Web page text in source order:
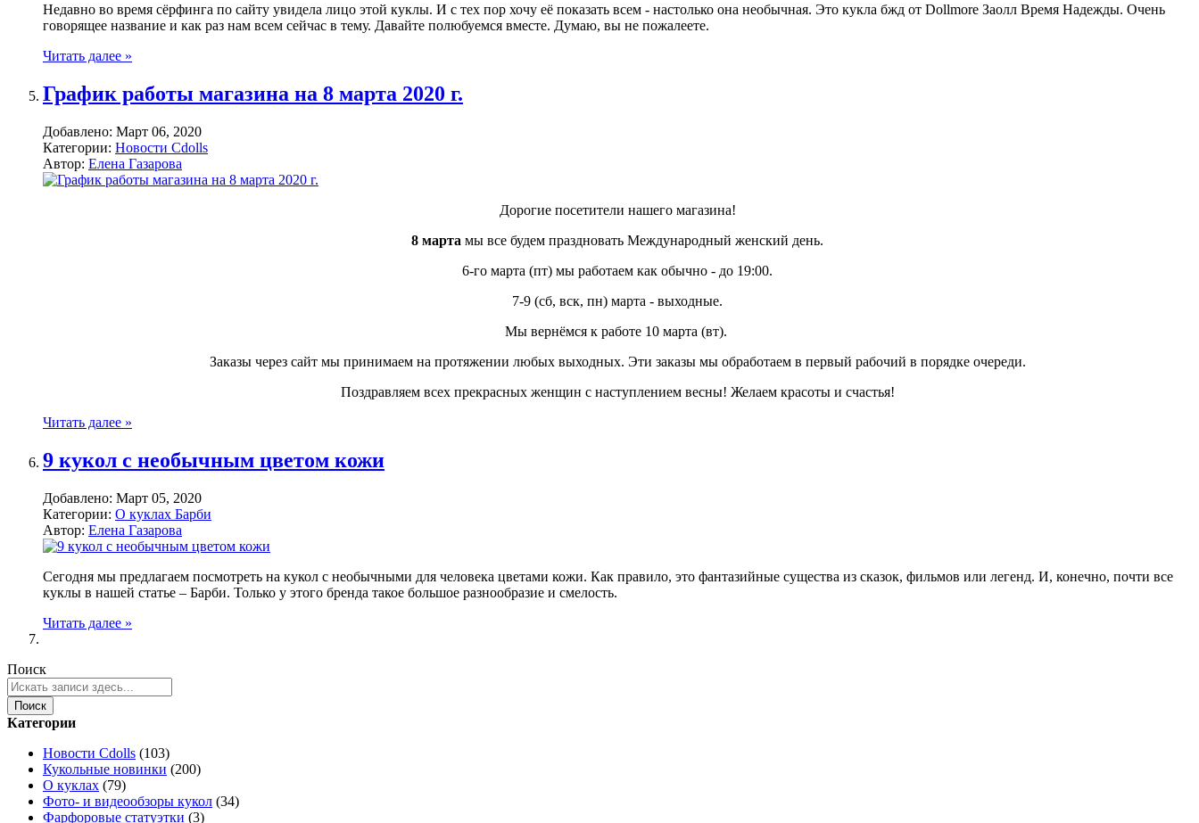
Недавно во время сёрфинга по сайту увидела лицо этой куклы. И с тех пор хочу её показать всем - настолько она необычная. Это кукла бжд от Dollmore Заолл Время Надежды. Очень
говорящее название и как раз нам всем сейчас в тему. Давайте полюбуемся вместе. Думаю, вы не пожалеете.
Читать далее »
График работы магазина на 8 марта 2020 г.
Добавлено: Март 06, 2020
Категории: Новости Cdolls
Автор: Елена Газарова
Дорогие посетители нашего магазина!
8 марта мы все будем праздновать Международный женский день.
6-го марта (пт) мы работаем как обычно - до 19:00.
7-9 (сб, вск, пн) марта - выходные.
Мы вернёмся к работе 10 марта (вт).
Заказы через сайт мы принимаем на протяжении любых выходных. Эти заказы мы обработаем в первый рабочий в порядке очереди.
Поздравляем всех прекрасных женщин с наступлением весны! Желаем красоты и счастья!
Читать далее »
9 кукол с необычным цветом кожи
Добавлено: Март 05, 2020
Категории: О куклах Барби
Автор: Елена Газарова
Сегодня мы предлагаем посмотреть на кукол с необычными для человека цветами кожи. Как правило, это фантазийные существа из сказок, фильмов или легенд. И, конечно, почти все
куклы в нашей статье – Барби. Только у этого бренда такое большое разнообразие и смелость.
Читать далее »
Поиск
Поиск
Категории
Новости Cdolls (103)
Кукольные новинки (200)
О куклах (79)
Фото- и видеообзоры кукол (34)
Фарфоровые статуэтки (3)